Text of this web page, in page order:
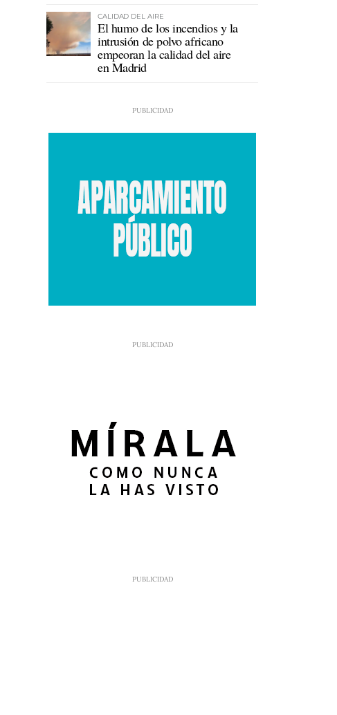
CALIDAD DEL AIRE
El humo de los incendios y la
intrusión de polvo africano
empeoran la calidad del aire
en Madrid